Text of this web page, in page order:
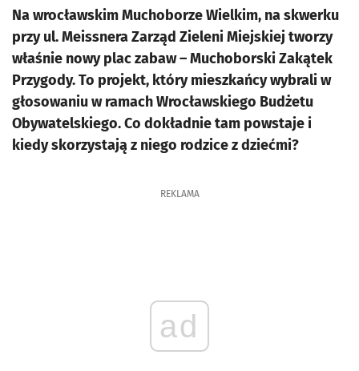
Na wrocławskim Muchoborze Wielkim, na skwerku
przy ul. Meissnera Zarząd Zieleni Miejskiej tworzy
właśnie nowy plac zabaw – Muchoborski Zakątek
Przygody. To projekt, który mieszkańcy wybrali w
głosowaniu w ramach Wrocławskiego Budżetu
Obywatelskiego. Co dokładnie tam powstaje i
kiedy skorzystają z niego rodzice z dziećmi?
REKLAMA
ad